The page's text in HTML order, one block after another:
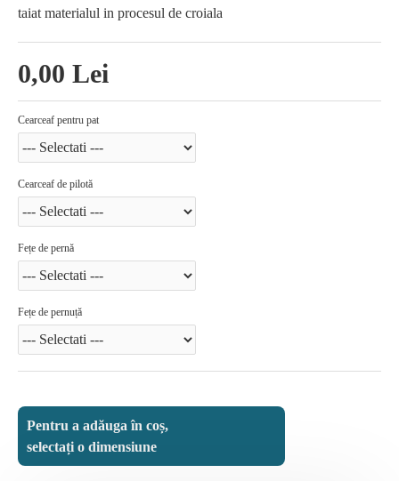
0,00 Lei
taiat materialul in procesul de croiala
Cearceaf pentru pat
Cearceaf de pilotă
Fețe de pernă
Fețe de pernuță
Pentru a adăuga în coș,
selectați o dimensiune